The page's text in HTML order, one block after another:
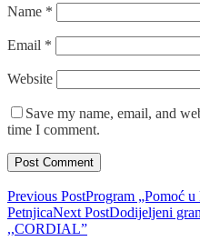
Name *
Email *
Website
Save my name, email, and
time I comment.
Previous PostProgram „Pomoć
PetnjicaNext PostDodijeljeni
,,CORDIAL”